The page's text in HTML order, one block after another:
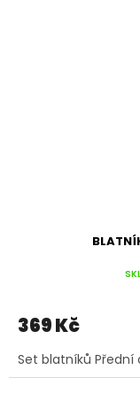
369 Kč
Set blatníků Přední